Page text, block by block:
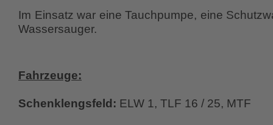
Im Einsatz war eine Tauchpumpe, eine
Wassersauger.
Fahrzeuge:
Schenklengsfeld: ELW 1, TLF 16 / 25, MTF